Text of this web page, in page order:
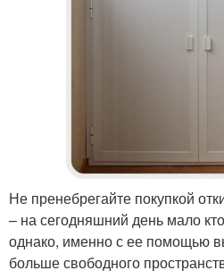
Не пренебрегайте покупкой
– на сегодняшний день мало
однако, именно с ее помощью
больше свободного